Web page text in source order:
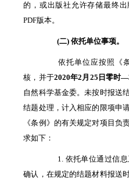
的，或出版社允许存储最终
PDF版本。
(二) 依托单位事项。
依托单位应按照《条
核，并于2020年2月 25 日零时
自然科学基金委。未按时报送
结题处理，计入相应的限项申
《条例》的有关规定对项目负
求如下：
1. 依托单位通过信息
确认，在规定的结题材料报送